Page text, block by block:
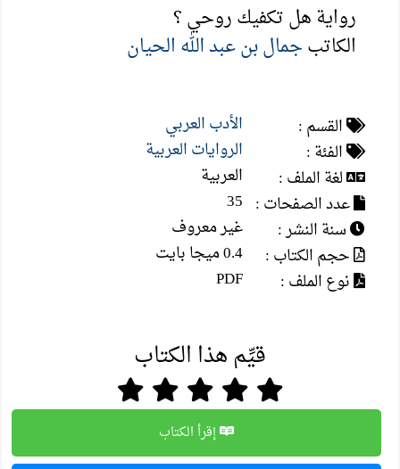
رواية هل تكفيك روحي ؟
الكاتبجمال بن عبد الله الحيان
القسم :
الأدب العربي
الفئة :
الروايات العربية
لغة الملف :
العربية
عدد الصفحات : 35
سنة النشر :
غير معروف
حجم الكتاب :
0.4 ميجا بايت
نوع الملف :
PDF
قيِّم هذا الكتاب
إقرأ الكتاب